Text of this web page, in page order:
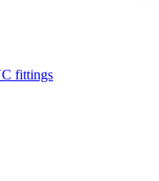
fittings